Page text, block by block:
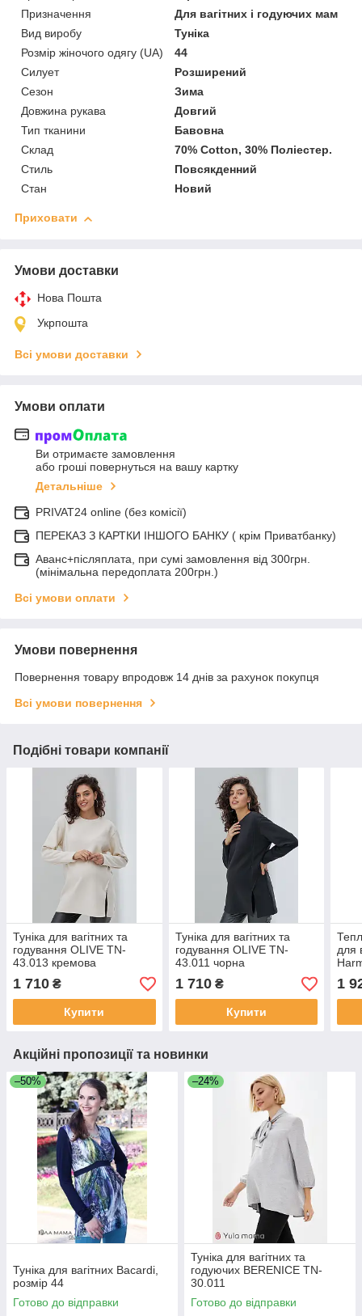
Призначення
Для вагітних і годуючих мам
Вид виробу
Туніка
Розмір жіночого одягу (UA)
44
Силует
Розширений
Сезон
Зима
Довжина рукава
Довгий
Тип тканини
Бавовна
Склад
70% Cotton, 30% Поліестер.
Стиль
Повсякденний
Стан
Новий
Приховати
Умови доставки
Нова Пошта
Укрпошта
Всі умови доставки
Умови оплати
Ви отримаєте замовлення
або гроші повернуться на вашу картку
Детальніше
PRIVAT24 online (без комісії)
ПЕРЕКАЗ З КАРТКИ ІНШОГО БАНКУ ( крім Приватбанку)
Аванс+післяплата, при сумі замовлення від 300грн.
(мінімальна передоплата 200грн.)
Всі умови оплати
Умови повернення
Повернення товару впродовж 14 днів за рахунок покупця
Всі умови повернення
Подібні товари компанії
Туніка для вагітних та
годування OLIVE TN-
43.013 кремова
1 710 ₴
Купити
Туніка для вагітних та
годування OLIVE TN-
43.011 чорна
1 710₴
Купити
для
1
Акційні пропозиції та новинки
–50%
Туніка для вагітних Bacardi,
розмір 44
Готово до відправки
–24%
Туніка для вагітних та
годуючих BERENICE TN-
30.011
Готово до відправки